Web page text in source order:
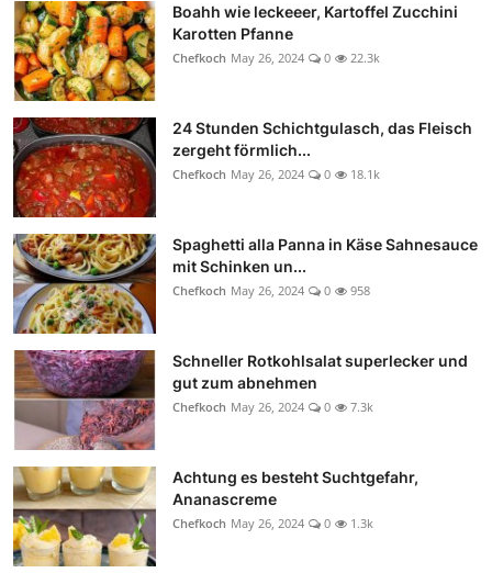
Boahh wie leckeeer, Kartoffel Zucchini
Karotten Pfanne
Chefkoch May 26, 2024 0 22.3k
24 Stunden Schichtgulasch, das Fleisch
zergeht förmlich...
Chefkoch May 26, 2024 0 18.1k
Spaghetti alla Panna in Käse Sahnesauce
mit Schinken un...
Chefkoch May 26, 2024 0 958
Schneller Rotkohlsalat superlecker und
gut zum abnehmen
Chefkoch May 26, 2024 0 7.3k
Achtung es besteht Suchtgefahr,
Ananascreme
Chefkoch May 26, 2024 0 1.3k